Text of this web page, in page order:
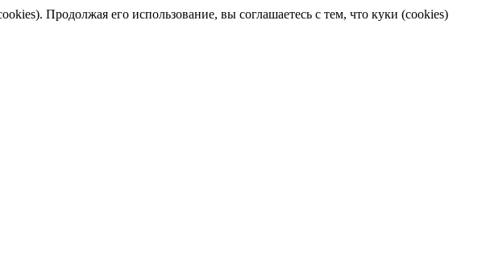
Продолжая его использование, вы соглашаетесь с тем, что куки (cookies)